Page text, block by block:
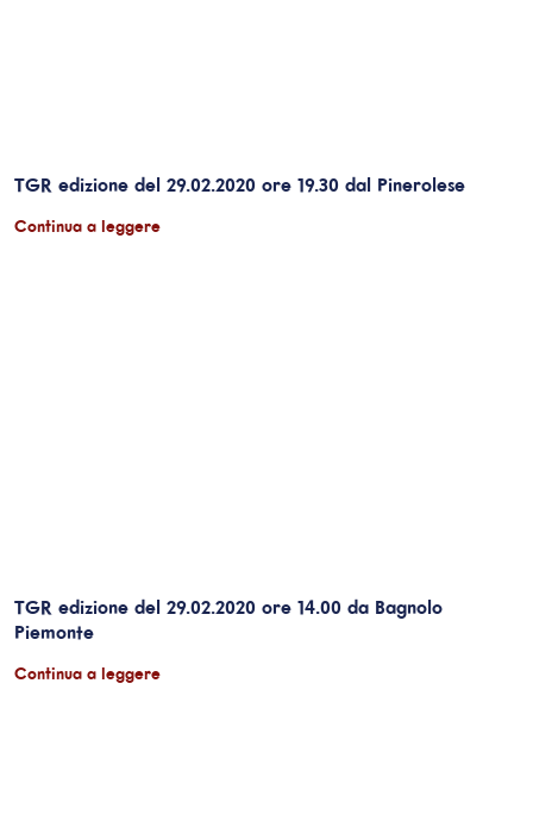
TGR edizione del 29.02.2020 ore 19.30 dal Pinerolese
Continua a leggere
TGR edizione del 29.02.2020 ore 14.00 da Bagnolo
Piemonte
Continua a leggere